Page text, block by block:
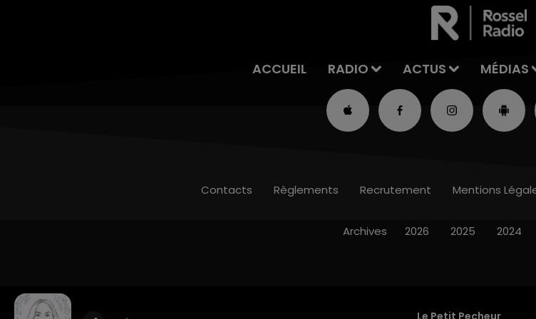
ACCUEIL RADIO ACTUS MÉDIAS
Le Petit Pecheur
Contacts Règlements Recrutement Mentions
Archives 2026 2025 2024